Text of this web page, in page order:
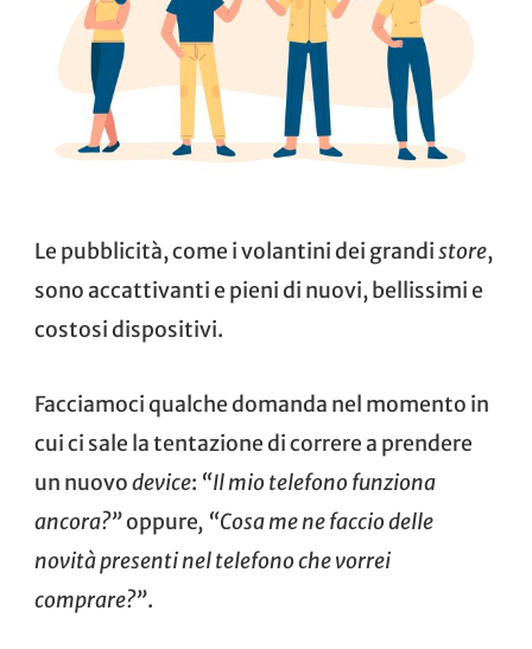
Le pubblicità, come i volantini dei grandistore,
sono accattivanti e pieni di nuovi, bellissimi e
costosi dispositivi.
Facciamoci qualche domanda nel momento in
cui ci sale la tentazione di correre a prendere
un nuovodevice: “Il mio telefono funziona
ancora?”oppure, “Cosa me ne faccio delle
novità presenti nel telefono che vorrei
comprare?”.